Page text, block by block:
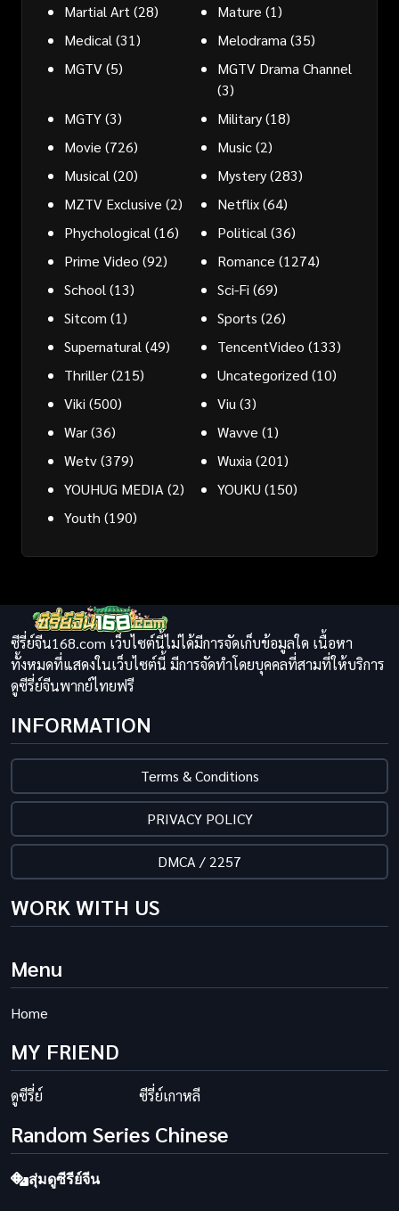
Martial Art (28) Mature (1)
Medical (31) Melodrama (35)
MGTV(5)
MGTV Drama Channel
(3)
MGTY(3) Military(18)
Movie (726) Music(2)
Musical (20) Mystery(283)
MZTV Exclusive (2) Netflix(64)
Phychological (16) Political (36)
Prime Video (92) Romance (1274)
School (13) Sci-Fi (69)
Sitcom (1) Sports (26)
Supernatural (49) TencentVideo (133)
Thriller(215) Uncategorized (10)
Viki (500) Viu (3)
War(36) Wavve (1)
Wetv(379) Wuxia (201)
YOUHUG MEDIA (2) YOUKU (150)
Youth (190)
ซีรี่ย์จีน168.com เว็บไซต์นี้ไม่ได้มีการจัดเก็บข้อมูลใด เนื้อหา
ทั้งหมดที่แสดงในเว็บไซต์นี้ มีการจัดทำโดยบุคคลที่สามที่ให้บริการ
ดูซีรี่ย์จีนพากย์ไทยฟรี
INFORMATION
Terms & Conditions
PRIVACY POLICY
DMCA / 2257
WORK WITH US
Menu
Home
MY FRIEND
ดูซีรี่ย์ ซีรี่ย์เกาหลี
Random Series Chinese
สุ่มดูซีรีย์จีน